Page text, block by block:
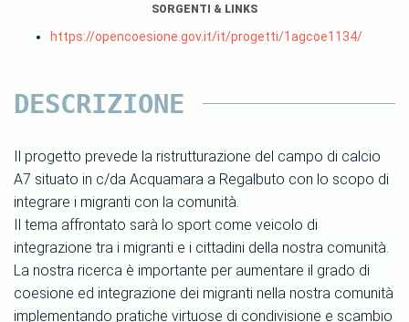
SORGENTI & LINKS
https://opencoesione.gov.it/it/progetti/1agcoe1134/
DESCRIZIONE
Il progetto prevede la ristrutturazione del campo di calcio
A7 situato in c/da Acquamara a Regalbuto con lo scopo di
integrare i migranti con la comunità.
Il tema affrontato sarà lo sport come veicolo di
integrazione tra i migranti e i cittadini della nostra comunità.
La nostra ricerca è importante per aumentare il grado di
coesione ed integrazione dei migranti nella nostra comunità
implementando pratiche virtuose di condivisione e scambio